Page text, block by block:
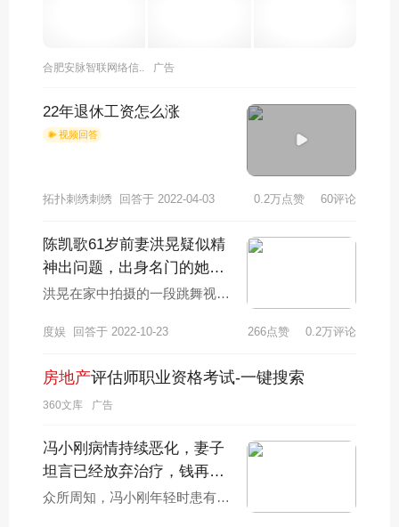
合肥安脉智联网络信.. 广告
22年退休工资怎么涨
视频回答
拓扑刺绣刺绣 回答于 2022-04-03 0.2万点赞 60评论
陈凯歌61岁前妻洪晃疑似精
神出问题，出身名门的她是
在做自己还是真疯了？
洪晃在家中拍摄的一段跳舞视频
神出了问题。61岁的洪晃穿着一
度娱 回答于 2022-10-23 266点赞 0.2万评论
房地产评估师职业资格考试-一键搜索
360文库 广告
冯小刚病情持续恶化，妻子
坦言已经放弃治疗，钱再多
也于事无补，咋回事？
众所周知，冯小刚年轻时患有白